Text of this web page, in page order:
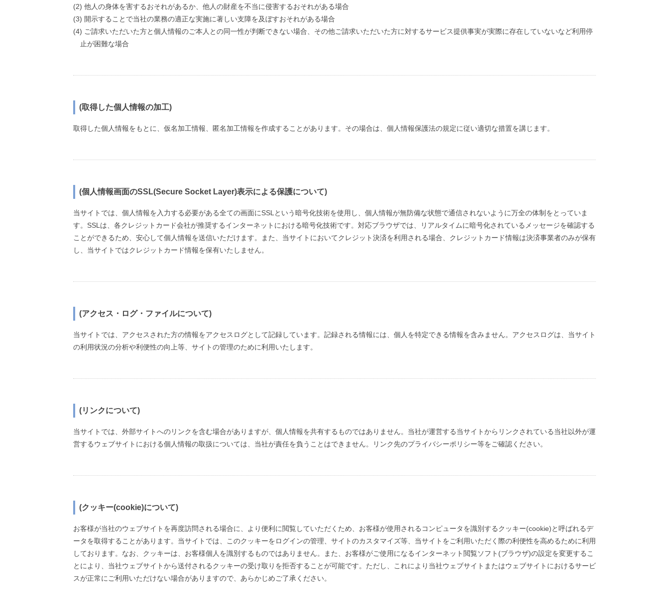
(2) 他人の身体を害するおそれがあるか、他人の財産を不当に侵害するおそれがある場合
(3) 開示することで当社の業務の適正な実施に著しい支障を及ぼすおそれがある場合
(4) ご請求いただいた方と個人情報のご本人との同一性が判断できない場合、その他ご請求いただいた方に対するサービス提供事実が実際に存在していないなど利用停
止が困難な場合
(取得した個人情報の加工)
取得した個人情報をもとに、仮名加工情報、匿名加工情報を作成することがあります。その場合は、個人情報保護法の規定に従い適切な措置を講じます。
(個人情報画面のSSL(Secure Socket Layer)表示による保護について)
当サイトでは、個人情報を入力する必要がある全ての画面にSSLという暗号化技術を使用し、個人情報が無防備な状態で通信されないように万全の体制をとっていま
す。SSLは、各クレジットカード会社が推奨するインターネットにおける暗号化技術です。対応ブラウザでは、リアルタイムに暗号化されているメッセージを確認する
ことができるため、安心して個人情報を送信いただけます。また、当サイトにおいてクレジット決済を利用される場合、クレジットカード情報は決済事業者のみが保有
し、当サイトではクレジットカード情報を保有いたしません。
(アクセス・ログ・ファイルについて)
当サイトでは、アクセスされた方の情報をアクセスログとして記録しています。記録される情報には、個人を特定できる情報を含みません。アクセスログは、当サイト
の利用状況の分析や利便性の向上等、サイトの管理のために利用いたします。
(リンクについて)
当サイトでは、外部サイトへのリンクを含む場合がありますが、個人情報を共有するものではありません。当社が運営する当サイトからリンクされている当社以外が運
営するウェブサイトにおける個人情報の取扱については、当社が責任を負うことはできません。リンク先のプライバシーポリシー等をご確認ください。
(クッキー(cookie)について)
お客様が当社のウェブサイトを再度訪問される場合に、より便利に閲覧していただくため、お客様が使用されるコンピュータを識別するクッキー(cookie)と呼ばれるデ
ータを取得することがあります。当サイトでは、このクッキーをログインの管理、サイトのカスタマイズ等、当サイトをご利用いただく際の利便性を高めるために利用
しております。なお、クッキーは、お客様個人を識別するものではありません。また、お客様がご使用になるインターネット閲覧ソフト(ブラウザ)の設定を変更するこ
とにより、当社ウェブサイトから送付されるクッキーの受け取りを拒否することが可能です。ただし、これにより当社ウェブサイトまたはウェブサイトにおけるサービ
スが正常にご利用いただけない場合がありますので、あらかじめご了承ください。